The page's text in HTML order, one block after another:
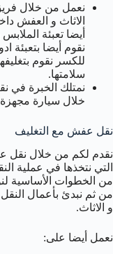
نعمل من خلال
الاثاث و العفش
أيضا تعبئة
نقوم أيضا بتعبئة
للكسر نقوم
سلامتها.
نمتلك الخبرة في
خلال سيارة مجهزة
نقل عفش مع التغليف
نقدم لكم من خلال
التي نتخذها في عملية
من الخطوات الأساسية
من ثم نبدئ بأعمال
و الاثاث.
نعمل أيضا على: